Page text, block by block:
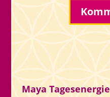
Maya Tagesenergie